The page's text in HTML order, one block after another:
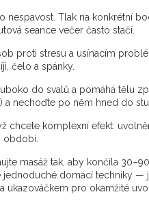
nespavost. Tlak na konkrétní
seance večer často stačí.
proti stresu a usínacím
čelo a spánky.
do svalů a pomáhá tělu
a nechoďte po něm hned do
chcete komplexní efekt:
období.
masáž tak, aby končila
jednoduché domácí techniky —
pro okamžité